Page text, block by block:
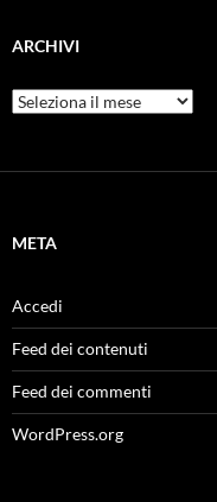
ARCHIVI
Archivi
META
Accedi
Feed dei contenuti
Feed dei commenti
WordPress.org